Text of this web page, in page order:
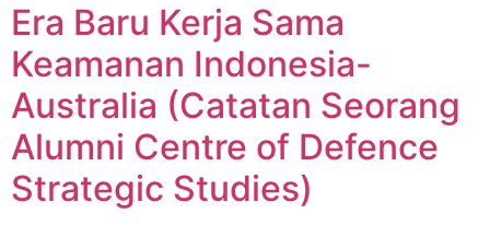
Era Baru Kerja Sama
Keamanan Indonesia-
Australia (Catatan Seorang
Alumni Centre of Defence
Strategic Studies)